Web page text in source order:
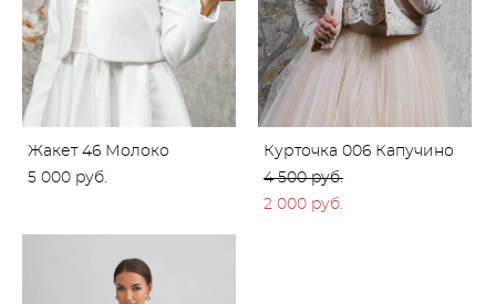
Жакет 46 Молоко
5 000 pуб.
Курточка 006 Капучино
4 500 pуб.
2 000 pуб.